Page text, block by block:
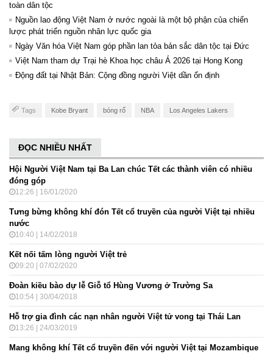
toàn dân tộc
Nguồn lao động Việt Nam ở nước ngoài là một bộ phận của chiến
lược phát triển nguồn nhân lực quốc gia
Ngày Văn hóa Việt Nam góp phần lan tỏa bản sắc dân tộc tại Đức ​
Việt Nam tham dự Trại hè Khoa học châu Á 2026 tại Hong Kong
Động đất tại Nhật Bản: Cộng đồng người Việt dần ổn định
Tags Kobe Bryant bóng rổ NBA Los Angeles Lakers
ĐỌC NHIỀU NHẤT
Hội Người Việt Nam tại Ba Lan chúc Tết các thành viên có nhiều
đóng góp
12:26 | 16/01/2020
Tưng bừng không khí đón Tết cổ truyền của người Việt tại nhiều
nước
10:40 | 14/02/2018
Kết nối tấm lòng người Việt trẻ
09:20 | 07/02/2020
Đoàn kiều bào dự lễ Giỗ tổ Hùng Vương ở Trường Sa
10:54 | 30/04/2018
Hỗ trợ gia đình các nạn nhân người Việt tử vong tại Thái Lan
13:26 | 24/03/2019
Mang không khí Tết cổ truyền đến với người Việt tại Mozambique